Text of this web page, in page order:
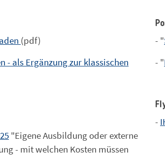
(pdf)
- als Ergänzung zur klassischen
"Eigene Ausbildung oder externe
- mit welchen Kosten müssen
- "
- "
-